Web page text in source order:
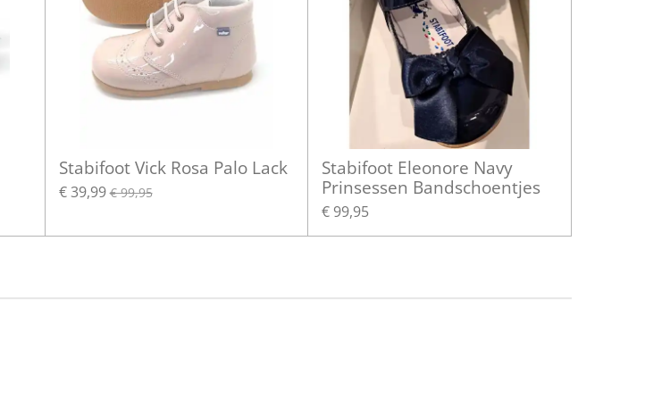
Stabifoot Vick Rosa Palo Lack
€ 39,99 € 99,95
Stabifoot Eleonore Navy
Prinsessen Bandschoentjes
€ 99,95